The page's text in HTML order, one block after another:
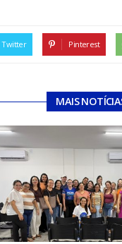
Twitter Pinterest
MAIS